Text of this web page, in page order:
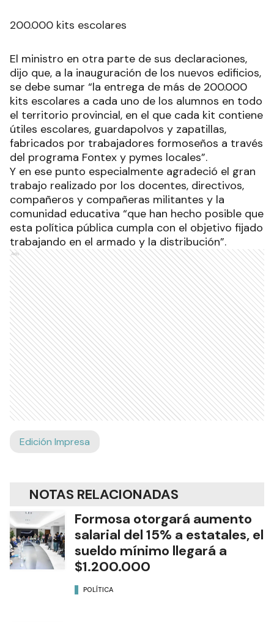
200.000 kits escolares
El ministro en otra parte de sus declaraciones,
dijo que, a la inauguración de los nuevos edificios,
se debe sumar “la entrega de más de 200.000
kits escolares a cada uno de los alumnos en todo
el territorio provincial, en el que cada kit contiene
útiles escolares, guardapolvos y zapatillas,
fabricados por trabajadores formoseños a través
del programa Fontex y pymes locales”.
Y en ese punto especialmente agradeció el gran
trabajo realizado por los docentes, directivos,
compañeros y compañeras militantes y la
comunidad educativa “que han hecho posible que
esta política pública cumpla con el objetivo fijado
trabajando en el armado y la distribución”.
Ads
Edición Impresa
NOTAS RELACIONADAS
Formosa otorgará aumento
salarial del 15% a estatales, el
sueldo mínimo llegará a
$1.200.000
POLÍTICA